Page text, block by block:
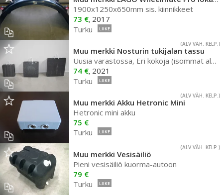
1900x1250x650mm sis. kiinnikkeet
73 €, 2017
Turku
LIIKE
(ALV VÄH. KELP.)
Muu merkki Nosturin tukijalan tassu
Uusia varastossa, Eri kokoja (isommat aluset tilauksesta), Alkaen 59 alv /KPL
74 €, 2021
Turku
LIIKE
(ALV VÄH. KELP.)
Muu merkki Akku Hetronic Mini
Hetronic mini akku
75 €
Turku
LIIKE
(ALV VÄH. KELP.)
Muu merkki Vesisäiliö
Pieni vesisäiliö kuorma-autoon
79 €
Turku
LIIKE